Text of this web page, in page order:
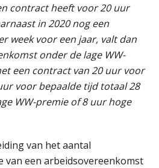
contract heeft voor 20 uur
in 2020 nog een
week voor een jaar, valt dan
onder de lage WW-
een contract van 20 uur voor
voor bepaalde tijd totaal 28
WW-premie of 8 uur hoge
van het aantal
van een arbeidsovereenkomst